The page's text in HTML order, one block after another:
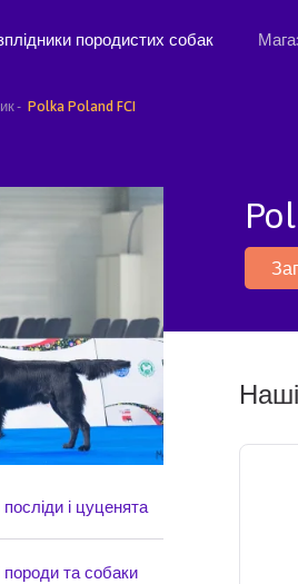
породистих собак
Polka Poland FCI
і цуценята
та собаки